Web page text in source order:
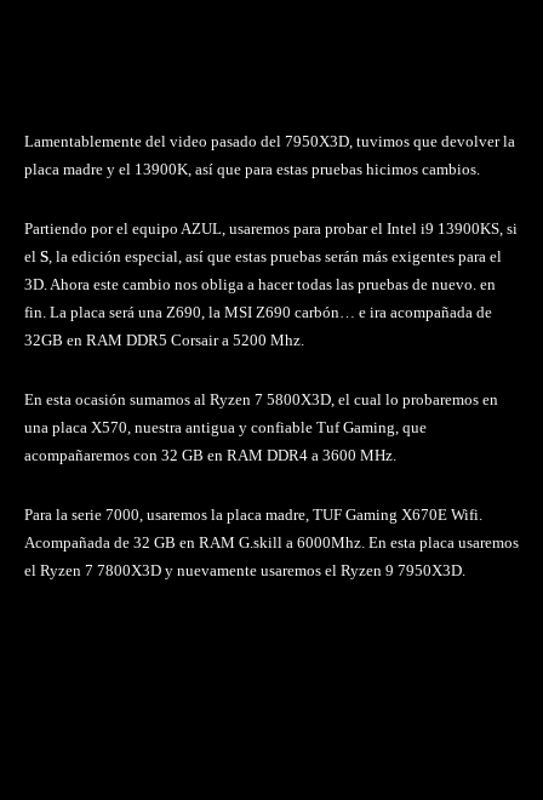
Lamentablemente del video pasado del 7950X3D, tuvimos que devolver la
placa madre y el 13900K, así que para estas pruebas hicimos cambios.
Partiendo por el equipo AZUL, usaremos para probar el Intel i9 13900KS, si
el S, la edición especial, así que estas pruebas serán más exigentes para el
3D. Ahora este cambio nos obliga a hacer todas las pruebas de nuevo. en
fin. La placa será una Z690, la MSI Z690 carbón… e ira acompañada de
32GB en RAM DDR5 Corsair a 5200 Mhz.
En esta ocasión sumamos al Ryzen 7 5800X3D, el cual lo probaremos en
una placa X570, nuestra antigua y confiable Tuf Gaming, que
acompañaremos con 32 GB en RAM DDR4 a 3600 MHz.
Para la serie 7000, usaremos la placa madre, TUF Gaming X670E Wifi.
Acompañada de 32 GB en RAM G.skill a 6000Mhz. En esta placa usaremos
el Ryzen 7 7800X3D y nuevamente usaremos el Ryzen 9 7950X3D.